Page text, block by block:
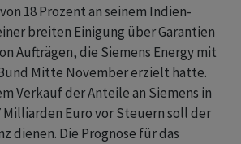
18 Prozent an seinem Indien-
breiten Einigung über Garantien
Aufträgen, die Siemens Energy mit
Mitte November erzielt hatte.
Verkauf der Anteile an Siemens in
Milliarden Euro vor Steuern soll der
dienen. Die Prognose für das